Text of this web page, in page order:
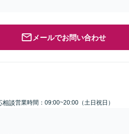
メールでお問い合わせ
相談営業時間：09:00~20:00（土日祝日）